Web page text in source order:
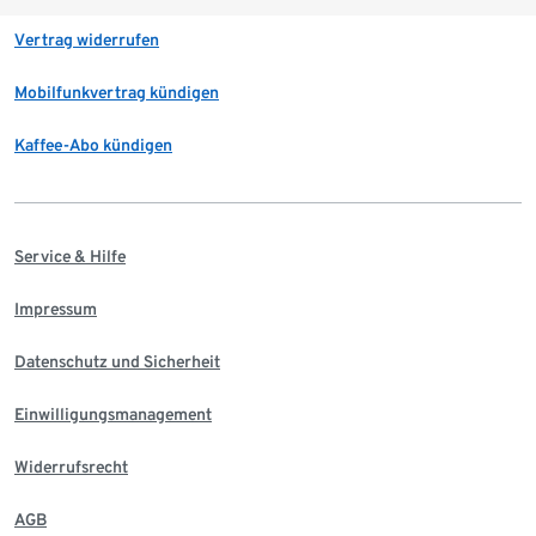
Vertrag widerrufen
Mobilfunkvertrag kündigen
Kaffee-Abo kündigen
Service & Hilfe
Impressum
Datenschutz und Sicherheit
Einwilligungsmanagement
Widerrufsrecht
AGB